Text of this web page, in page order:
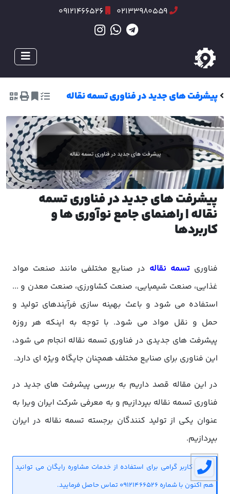
02133980559
09121466526
پیشرفت های جدید در فناوری تسمه نقاله
پیشرفت های جدید در فناوری تسمه
نقاله | راهنمای جامع نوآوری ها و
کاربردها
فناوری تسمه نقاله در صنایع مختلفی مانند صنعت مواد
غذایی، صنعت شیمیایی، صنعت کشاورزی، صنعت معدن و ...
استفاده می شود و باعث بهینه سازی فرآیندهای تولید و
حمل و نقل مواد می شود. با توجه به اینکه هر روزه
پیشرفت های جدیدی در فناوری تسمه نقاله انجام می شود،
این فناوری برای صنایع مختلف همچنان جایگاه ویژه ای دارد.
در این مقاله قصد داریم به بررسی پیشرفت های جدید در
فناوری تسمه نقاله بپردازیم و به معرفی شرکت ایران ویرا به
عنوان یکی از تولید کنندگان برجسته تسمه نقاله در ایران
بپردازیم.
کاربر گرامی برای استفاده از خدمات مشاوره رایگان می توانید
هم اکنون با شماره 09121466526 تماس حاصل فرمایید.